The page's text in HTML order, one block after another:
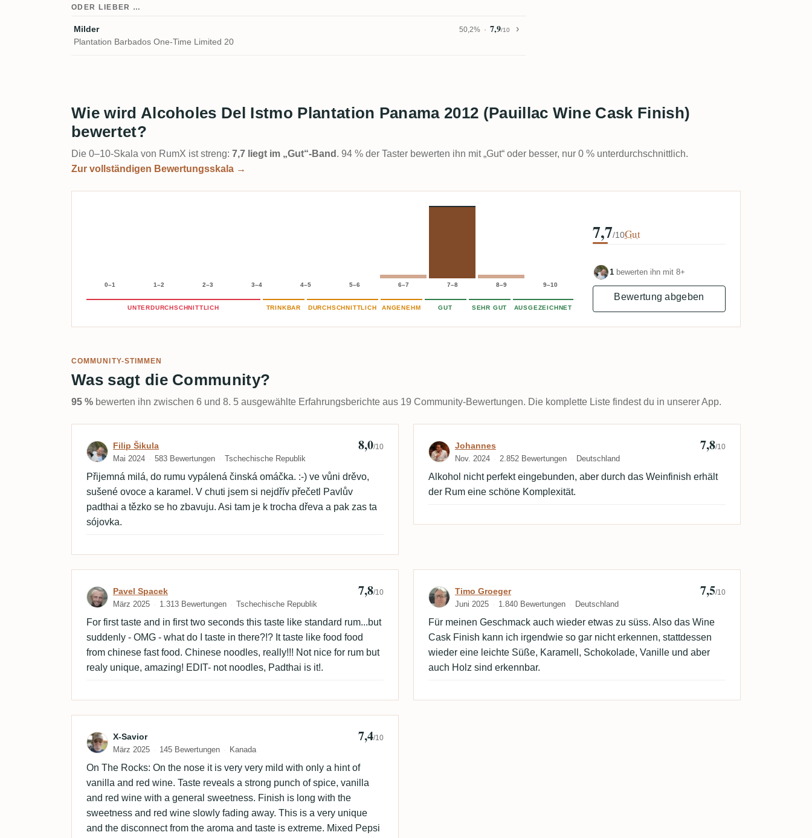
ODER LIEBER …
Milder 50,2% 7,9/10
Plantation Barbados One-Time Limited 20
Wie wird Alcoholes Del Istmo Plantation Panama 2012 (Pauillac Wine Cask Finish)
bewertet?
Die 0–10-Skala von RumX ist streng: 7,7 liegt im „Gut“-Band . 94 % der Taster bewerten ihn mit „Gut“ oder besser, nur 0 % unterdurchschnittlich.
Zur vollständigen Bewertungsskala →
0–1 1–2 2–3 3–4 4–5 5–6 6–7 7–8 8–9 9–10
UNTERDURCHSCHNITTLICH TRINKBAR DURCHSCHNITTLICH ANGENEHM GUT SEHR GUT AUSGEZEICHNET
7,7/10Gut
1 bewerten ihn mit 8+
Bewertung abgeben
COMMUNITY-STIMMEN
Was sagt die Community?
95 % bewerten ihn zwischen 6 und 8. 5 ausgewählte Erfahrungsberichte aus 19 Community-Bewertungen. Die komplette Liste findest du in unserer App.
Bewertung von Filip Šikula
Filip Šikula
Mai 2024 583 Bewertungen Tschechische Republik
8,0/10
Přijemná milá, do rumu vypálená činská omáčka. :-) ve vůni drěvo,
sušené ovoce a karamel. V chuti jsem si nejdřív přečetl Pavlův
padthai a tězko se ho zbavuju. Asi tam je k trocha dřeva a pak zas ta
sójovka.
Bewertung von Johannes
Johannes
Nov. 2024 2.852 Bewertungen Deutschland
7,8/10
Alkohol nicht perfekt eingebunden, aber durch das Weinfinish erhält
der Rum eine schöne Komplexität.
Bewertung von Pavel Spacek
Pavel Spacek
März 2025 1.313 Bewertungen Tschechische Republik
7,8/10
For first taste and in first two seconds this taste like standard rum...but
suddenly - OMG - what do I taste in there?!? It taste like food food
from chinese fast food. Chinese noodles, really!!! Not nice for rum but
realy unique, amazing! EDIT- not noodles, Padthai is it!.
Bewertung von Timo Groeger
Timo Groeger
Juni 2025 1.840 Bewertungen Deutschland
7,5/10
Für meinen Geschmack auch wieder etwas zu süss. Also das Wine
Cask Finish kann ich irgendwie so gar nicht erkennen, stattdessen
wieder eine leichte Süße, Karamell, Schokolade, Vanille und aber
auch Holz sind erkennbar.
Bewertung von X-Savior
X-Savior
März 2025 145 Bewertungen Kanada
7,4/10
On The Rocks: On the nose it is very very mild with only a hint of
vanilla and red wine. Taste reveals a strong punch of spice, vanilla
and red wine with a general sweetness. Finish is long with the
sweetness and red wine slowly fading away. This is a very unique
and the disconnect from the aroma and taste is extreme. Mixed Pepsi